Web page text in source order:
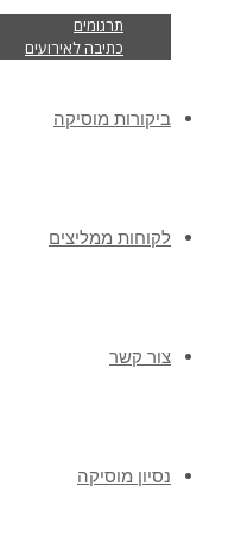
תרגומים
כתיבה לאירועים
ביקורות מוסיקה
לקוחות ממליצים
צור קשר
נסיון מוסיקה